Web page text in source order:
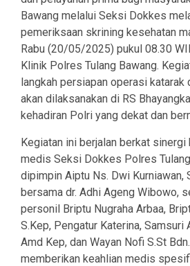
Bawang melalui Seksi Dokkes
pemeriksaan skrining kesehatan
Rabu (20/05/2025) pukul 08.30
Klinik Polres Tulang Bawang.
langkah persiapan operasi katarak
akan dilaksanakan di RS
kehadiran Polri yang dekat dan
Kegiatan ini berjalan berkat sinergi
medis Seksi Dokkes Polres
dipimpin Aiptu Ns. Dwi Kurniawan,
bersama dr. Adhi Ageng Wibowo,
personil Briptu Nugraha Arbaa,
S.Kep, Pengatur Katerina, Samsuri
Amd Kep, dan Wayan Nofi S.St
memberikan keahlian medis